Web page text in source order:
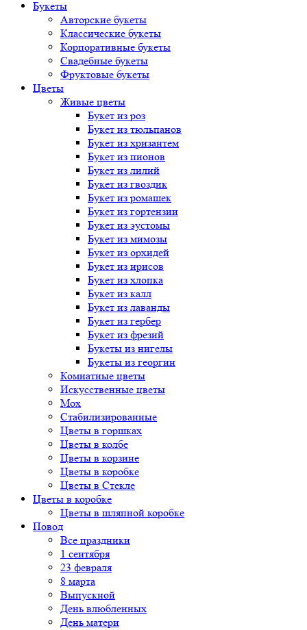
Букеты
Авторские букеты
Классические букеты
Корпоративные букеты
Свадебные букеты
Фруктовые букеты
Цветы
Живые цветы
Букет из роз
Букет из тюльпанов
Букет из хризантем
Букет из пионов
Букет из лилий
Букет из гвоздик
Букет из ромашек
Букет из гортензии
Букет из эустомы
Букет из мимозы
Букет из орхидей
Букет из ирисов
Букет из хлопка
Букет из калл
Букет из лаванды
Букет из гербер
Букет из фрезий
Букеты из нигелы
Букеты из георгин
Комнатные цветы
Искусственные цветы
Мох
Стабилизированные
Цветы в горшках
Цветы в колбе
Цветы в корзине
Цветы в коробке
Цветы в Стекле
Цветы в коробке
Цветы в шляпной коробке
Повод
Все праздники
1 сентября
23 февраля
8 марта
Выпускной
День влюбленных
День матери